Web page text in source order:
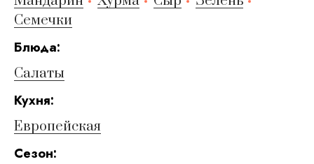
Семечки
Блюда:
Салаты
Кухня:
Европейская
Сезон: